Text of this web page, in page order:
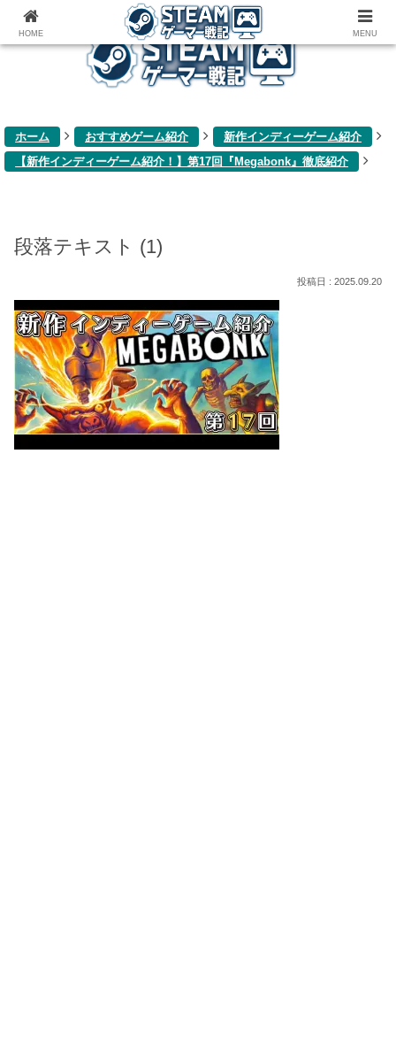
ゲーム関連雑記ブログ
ホーム おすすめゲーム紹介
新作インディーゲーム紹介
【新作インディーゲーム紹介！】第17回『Megabonk』徹底紹介
段落テキスト (1)
2025.09.20
HOME MENU